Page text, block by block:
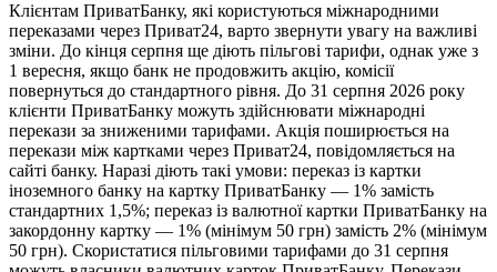
Клієнтам ПриватБанку, які користуються міжнародними
переказами через Приват24, варто звернути увагу на важливі
зміни. До кінця серпня ще діють пільгові тарифи, однак уже з
1 вересня, якщо банк не продовжить акцію, комісії
повернуться до стандартного рівня. До 31 серпня 2026 року
клієнти ПриватБанку можуть здійснювати міжнародні
перекази за зниженими тарифами. Акція поширюється на
перекази між картками через Приват24, повідомляється на
сайті банку. Наразі діють такі умови: переказ із картки
іноземного банку на картку ПриватБанку — 1% замість
стандартних 1,5%; переказ із валютної картки ПриватБанку на
закордонну картку — 1% (мінімум 50 грн) замість 2% (мінімум
50 грн). Скористатися пільговими тарифами до 31 серпня